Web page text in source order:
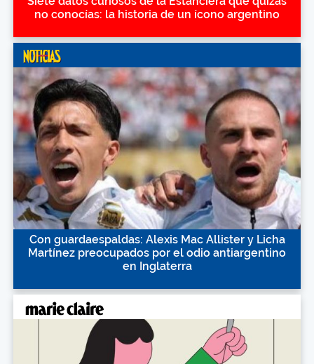
no conocías: la historia de un ícono argentino
Con guardaespaldas: Alexis Mac Allister y Licha
Martínez preocupados por el odio antiargentino
en Inglaterra